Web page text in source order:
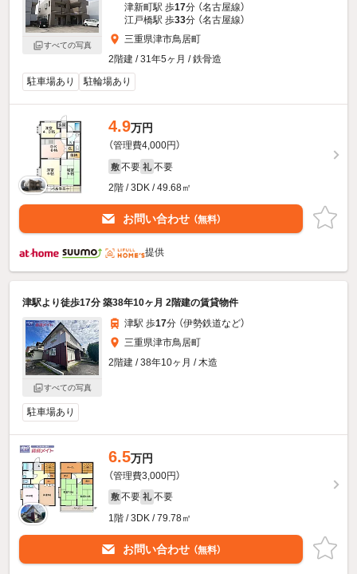
すべての写真
津新町駅 歩17分 （名古屋線）
江戸橋駅 歩33分 （名古屋線）
三重県津市鳥居町
2階建 / 31年5ヶ月 / 鉄骨造
駐車場あり
駐輪場あり
4.9万円
（管理費4,000円）
敷 不要 礼 不要
2階 / 3DK / 49.68㎡
お問い合わせ （無料）
提供
津駅より徒歩17分 築38年10ヶ月 2階建の賃貸物件
すべての写真
津駅 歩17分 （伊勢鉄道など）
三重県津市鳥居町
2階建 / 38年10ヶ月 / 木造
駐車場あり
6.5万円
（管理費3,000円）
敷 不要 礼 不要
1階 / 3DK / 79.78㎡
お問い合わせ （無料）